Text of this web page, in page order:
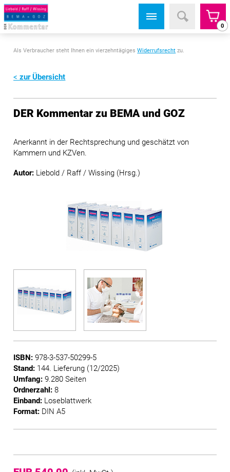
0
Als Verbraucher steht Ihnen ein vierzehntägigesWiderrufsrecht zu.
zur Übersicht
DER Kommentar zu BEMA und GOZ
Anerkannt in der Rechtsprechung und geschätzt von
Kammern und KZVen.
Autor: Liebold / Raff / Wissing (Hrsg.)
ISBN: 978-3-537-50299-5
Stand: 144. Lieferung (12/2025)
Umfang: 9.280 Seiten
Ordnerzahl: 8
Einband: Loseblattwerk
Format: DIN A5